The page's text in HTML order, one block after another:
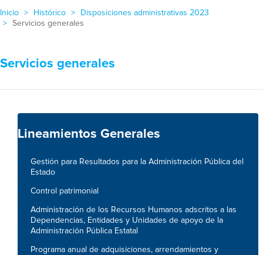
Inicio Histórico
Disposiciones administrativas 2023
Servicios generales
Servicios generales
Lineamientos Generales
Gestión para Resultados para la Administración Pública del
Estado
Control patrimonial
Administración de los Recursos Humanos adscritos a las
Dependencias, Entidades y Unidades de apoyo de la
Administración Pública Estatal
Programa anual de adquisiciones, arrendamientos y